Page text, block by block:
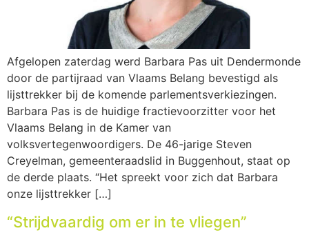
Afgelopen zaterdag werd Barbara Pas uit Dendermonde
door de partijraad van Vlaams Belang bevestigd als
lijsttrekker bij de komende parlementsverkiezingen.
Barbara Pas is de huidige fractievoorzitter voor het
Vlaams Belang in de Kamer van
volksvertegenwoordigers. De 46-jarige Steven
Creyelman, gemeenteraadslid in Buggenhout, staat op
de derde plaats. “Het spreekt voor zich dat Barbara
onze lijsttrekker […]
“Strijdvaardig om er in te vliegen”